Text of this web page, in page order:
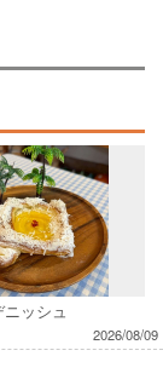
ッシュ
2026/08/09